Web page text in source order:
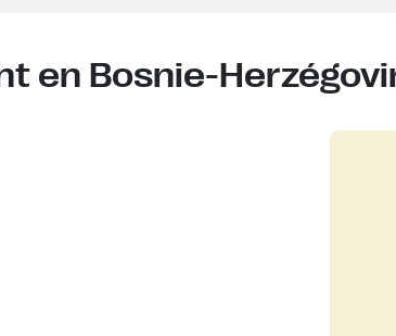
en Bosnie-